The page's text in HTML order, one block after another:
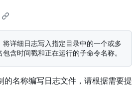
的名称编写日志文件，请根据需要提